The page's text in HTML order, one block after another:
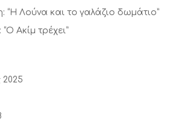
“Η Λούνα και το γαλάζιο δωμάτιο”
Ακίμ τρέχει”
2025